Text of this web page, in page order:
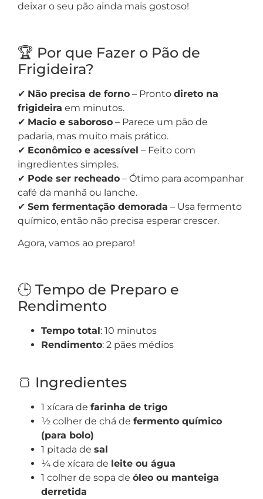
deixar o seu pão ainda mais gostoso!
🏆 Por que Fazer o Pão de
Frigideira?
✔ Não precisa de forno – Pronto direto na
frigideira em minutos.
✔ Macio e saboroso – Parece um pão de
padaria, mas muito mais prático.
✔ Econômico e acessível – Feito com
ingredientes simples.
✔ Pode ser recheado – Ótimo para acompanhar
café da manhã ou lanche.
✔ Sem fermentação demorada – Usa fermento
químico, então não precisa esperar crescer.
Agora, vamos ao preparo!
🕒 Tempo de Preparo e
Rendimento
Tempo total: 10 minutos
Rendimento: 2 pães médios
🍞 Ingredientes
1 xícara de farinha de trigo
½ colher de chá de fermento químico
(para bolo)
1 pitada de sal
¼ de xícara de leite ou água
1 colher de sopa de óleo ou manteiga
derretida